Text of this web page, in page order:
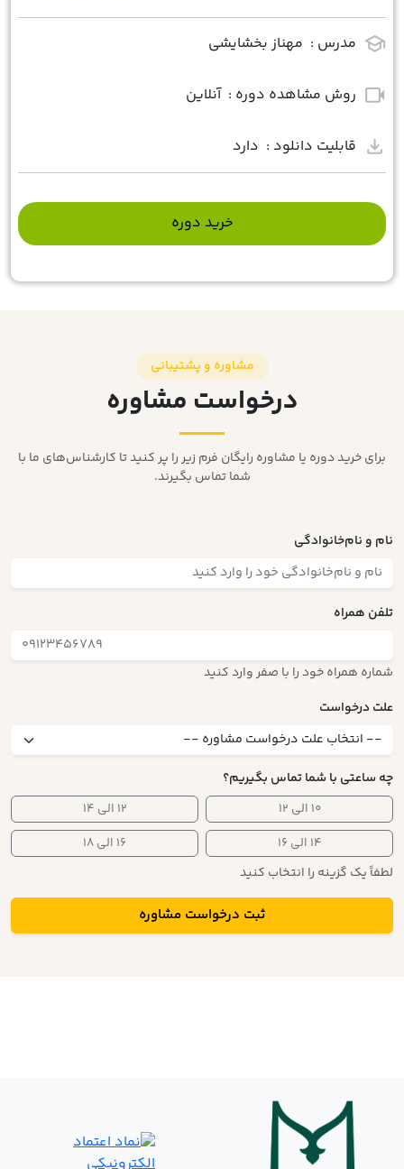
school مدرس : مهناز بخشایشی
videocam روش مشاهده دوره : آنلاین
download قابلیت دانلود : دارد
خرید دوره
مشاوره و پشتیبانی
درخواست مشاوره
برای خرید دوره یا مشاوره رایگان فرم زیر را پر کنید تا کارشناس‌های ما با
شما تماس بگیرند.
نام و نام‌خانوادگی
تلفن همراه
شماره همراه خود را با صفر وارد کنید
علت درخواست
چه ساعتی با شما تماس بگیریم؟
۱۰ الی ۱۲
۱۲ الی ۱۴
۱۴ الی ۱۶
۱۶ الی ۱۸
لطفاً یک گزینه را انتخاب کنید
ثبت درخواست مشاوره